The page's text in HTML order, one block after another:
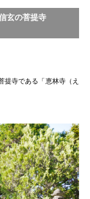
玄の菩提寺
提寺である「恵林寺（え